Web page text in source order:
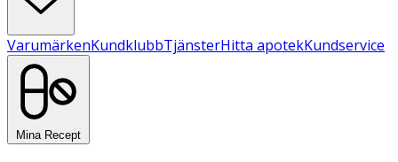
VarumärkenKundklubbTjänsterHitta apotekKundservice
Mina Recept